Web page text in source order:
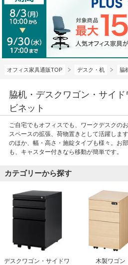
オフィス家具通販TOP デスク・机 脇
脇机・デスクワゴン・サイ
ビネット
ご自宅でもオフィスでも、ワークデスクの
スペースの拡張、荷物置きとして活躍しま
のほか、幅・高さ・施錠タイプも様々。お
も、キャスター付きなら移動が簡単です。
カテゴリーから探す
デスクワゴン・サイドワ
木製ワゴン